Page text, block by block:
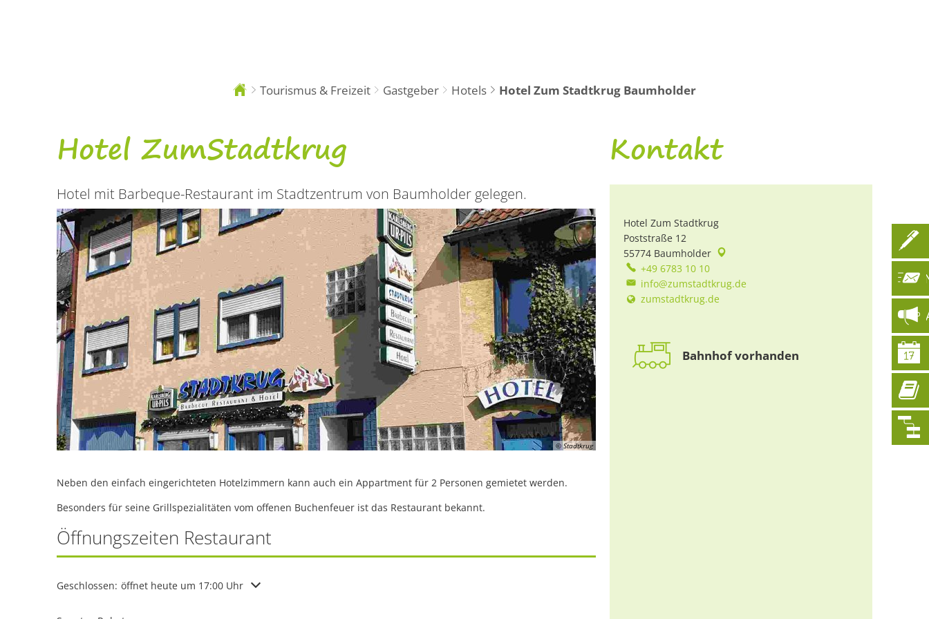
Sie
Tourismus & Freizeit Gastgeber Hotels Hotel Zum Stadtkrug Baumholder
Hotel
Stadtkrug
Baumholder
Hotel ZumStadtkrug
Hotel mit Barbeque-Restaurant im Stadtzentrum von Baumholder gelegen.
© Stadtkrug
Neben den einfach eingerichteten Hotelzimmern kann auch ein Appartment für 2 Personen gemietet werden.
Besonders für seine Grillspezialitäten vom offenen Buchenfeuer ist das Restaurant bekannt.
Öffnungszeiten Restaurant
Klicken, um weitere Öffnungs- oder Schließzeiten auszublenden
Geschlossen: öffnet heute um 17:00 Uhr
Kontakt
Hotel Zum Stadtkrug
Poststraße 12
55774 Baumholder
+49 6783 10 10
info@zumstadtkrug.de
zumstadtkrug.de
Bahnhof vorhanden